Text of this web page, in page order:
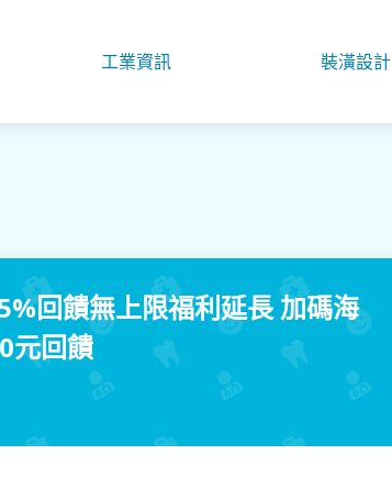
工業資訊 裝潢設計
回饋無上限福利延長 加碼海
元回饋